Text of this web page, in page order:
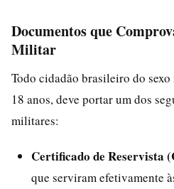
Documentos que
Militar
Todo cidadão brasileiro do
18 anos, deve portar um dos
militares:
Certificado de Reservista
que serviram efetivamente